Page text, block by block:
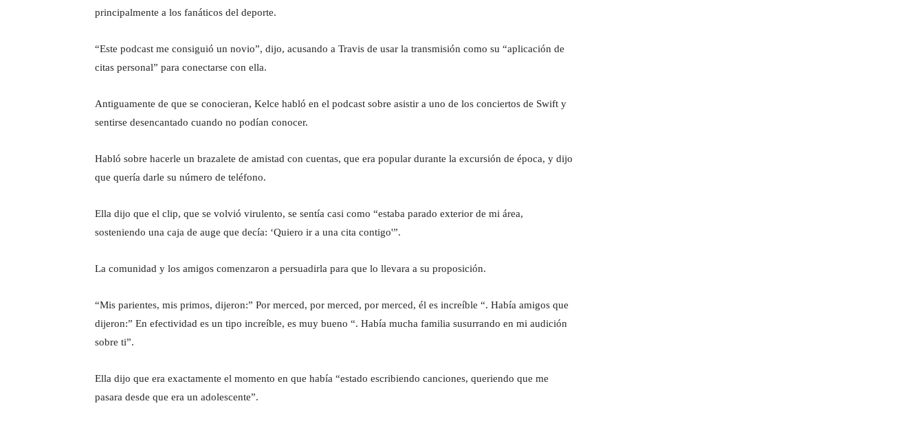
principalmente a los fanáticos del deporte.
“Este podcast me consiguió un novio”, dijo, acusando a Travis de usar la transmisión como su “aplicación de
citas personal” para conectarse con ella.
Antiguamente de que se conocieran, Kelce habló en el podcast sobre asistir a uno de los conciertos de Swift y
sentirse desencantado cuando no podían conocer.
Habló sobre hacerle un brazalete de amistad con cuentas, que era popular durante la excursión de época, y dijo
que quería darle su número de teléfono.
Ella dijo que el clip, que se volvió virulento, se sentía casi como “estaba parado exterior de mi área,
sosteniendo una caja de auge que decía: ‘Quiero ir a una cita contigo'”.
La comunidad y los amigos comenzaron a persuadirla para que lo llevara a su proposición.
“Mis parientes, mis primos, dijeron:” Por merced, por merced, por merced, él es increíble “. Había amigos que
dijeron:” En efectividad es un tipo increíble, es muy bueno “. Había mucha familia susurrando en mi audición
sobre ti”.
Ella dijo que era exactamente el momento en que había “estado escribiendo canciones, queriendo que me
pasara desde que era un adolescente”.